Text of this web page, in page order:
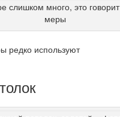
слишком много, это
меры
редко используют